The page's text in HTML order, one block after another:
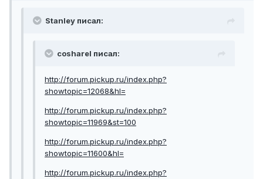
Stanley писал:
cosharel писал:
http://forum.pickup.ru/index.php?
showtopic=12068&hl=
http://forum.pickup.ru/index.php?
showtopic=11969&st=100
http://forum.pickup.ru/index.php?
showtopic=11600&hl=
http://forum.pickup.ru/index.php?